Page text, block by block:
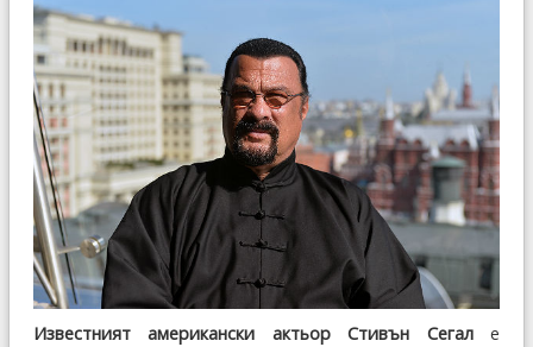
Известният американски актьор Стивън Сегале